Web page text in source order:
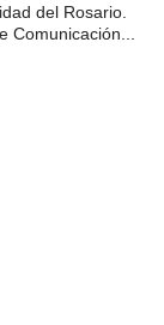
del Rosario.
Comunicación